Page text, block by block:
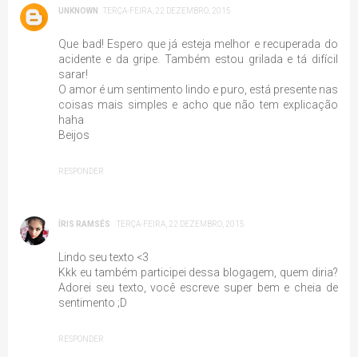
UNKNOWN TERÇA-FEIRA, 22 DEZEMBRO, 2015
Que bad! Espero que já esteja melhor e recuperada do
acidente e da gripe. Também estou grilada e tá difícil
sarar!
O amor é um sentimento lindo e puro, está presente nas
coisas mais simples e acho que não tem explicação
haha
Beijos
RESPONDER
ÍRIS RAMSÉS TERÇA-FEIRA, 22 DEZEMBRO, 2015
Lindo seu texto <3
Kkk eu também participei dessa blogagem, quem diria?
Adorei seu texto, você escreve super bem e cheia de
sentimento ;D
RESPONDER